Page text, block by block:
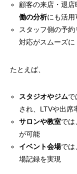
顧客の来店・退
働の分析にも活用
スタッフ側の予
対応がスムーズに
たとえば、
スタジオやジムで
され、LTVや出席
サロンや教室では
が可能
イベント会場では
場記録を実現